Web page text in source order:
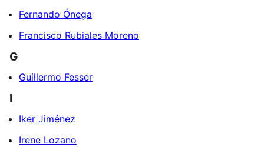
Fernando Ónega
Francisco Rubiales Moreno
G
Guillermo Fesser
I
Iker Jiménez
Irene Lozano